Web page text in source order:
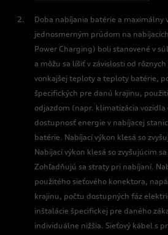
Doba nabíjania batérie a maximálny
jednosmerným prúdom na
Power Charging) boli stanovené v
a môžu sa líšiť v závislosti od
vonkajšej teploty a teploty batérie,
špecifických pre danú krajinu,
odjazdom (napr. klimatizácia vozidla
dostupnosť energie v nabíjacej
batérie. Nabíjací výkon klesá so
Nabíjací výkon klesá so zvyšujúcim
Zohľadňujú sa straty pri nabíjaní.
použitého sieťového konektora,
krajinu, počtu dostupných fáz
inštalácie špecifickej pre daného
individuálne nižšia. Sieťový kábel s